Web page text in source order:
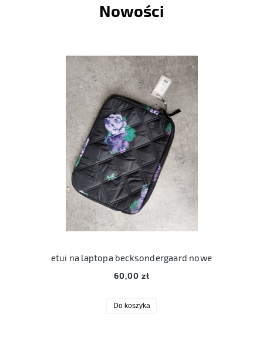
Nowości
etui na laptopa becksondergaard nowe
60,00 zł
Do koszyka